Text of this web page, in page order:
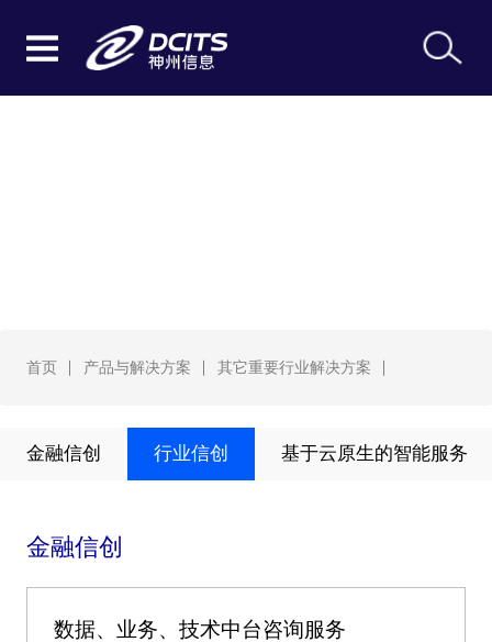
首页 产品与解决方案 其它重要行业解决方案
金融信创 行业信创 基于云原生的智能服务
金融信创
数据、业务、技术中台咨询服务